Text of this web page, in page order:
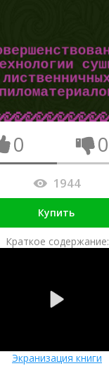
0 0
1944
Купить
Краткое содержание:
Экранизация книги